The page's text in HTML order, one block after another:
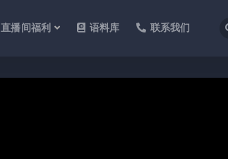
直播间福利 语料库 联系我们